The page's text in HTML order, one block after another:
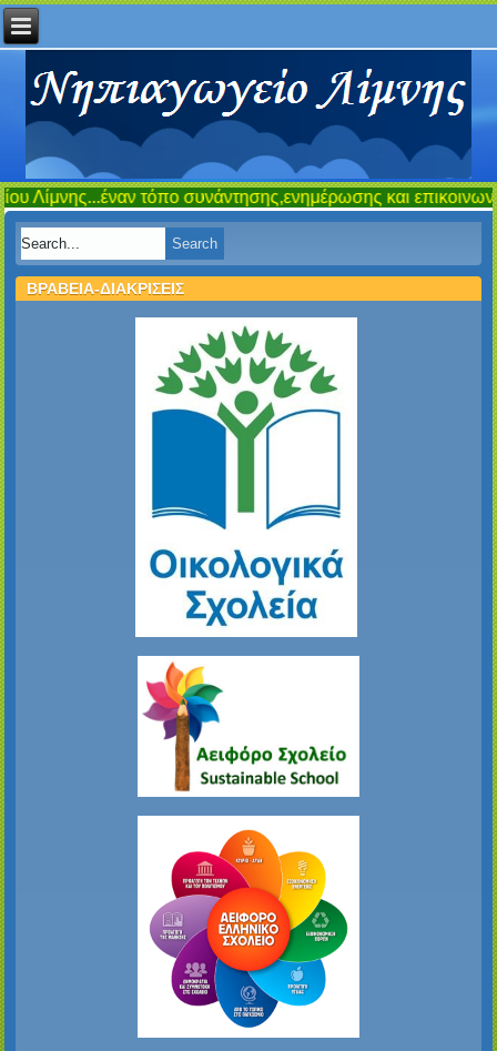
τόπο συνάντησης,ενημέρωσης και επικοινωνίας μαζί
ΒΡΑΒΕΙΑ-ΔΙΑΚΡΙΣΕΙΣ